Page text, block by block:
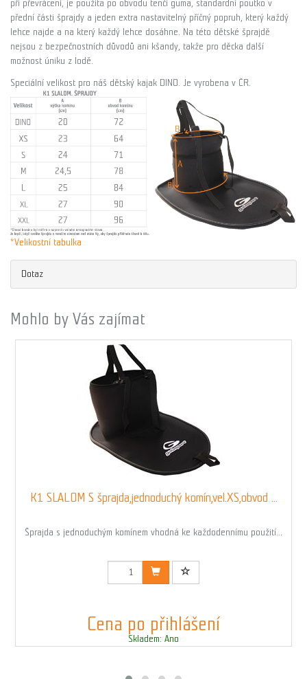
při převrácení, je použita po obvodu tenčí guma, standardní poutko v
přední části šprajdy a jeden extra nastavitelný příčný popruh, který každý
lehce najde a na který každý lehce dosáhne. Na této dětské šprajdě
nejsou z bezpečnostních důvodů ani kšandy, takže pro děcka další
možnost úniku z lodě.
Speciální velikost pro náš dětský kajak DINO. Je vyrobena v ČR.
*Velikostní tabulka
Dotaz
Mohlo by Vás zajímat
K1 SLALOM S šprajda,jednoduchý komín,vel.XS,obvod ...
Šprajda s jednoduchým komínem vhodná ke každodennímu použití...
Kód: 03501_XS
Cena po přihlášení
Skladem: Ano